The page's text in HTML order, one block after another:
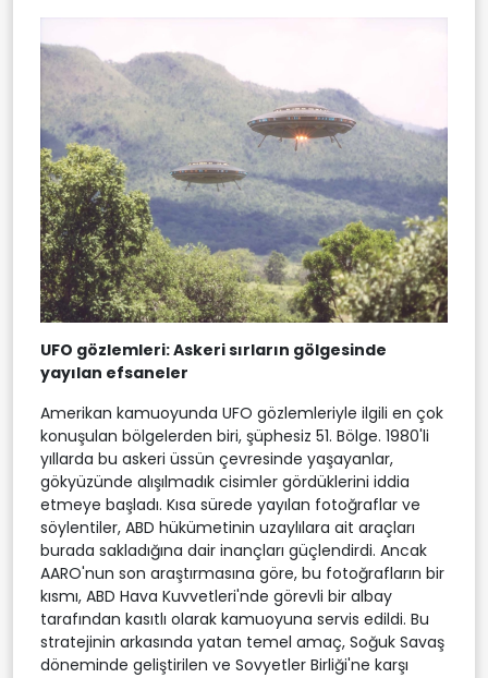
UFO gözlemleri: Askeri sırların gölgesinde
yayılan efsaneler
Amerikan kamuoyunda UFO gözlemleriyle ilgili en çok
konuşulan bölgelerden biri, şüphesiz 51. Bölge. 1980'li
yıllarda bu askeri üssün çevresinde yaşayanlar,
gökyüzünde alışılmadık cisimler gördüklerini iddia
etmeye başladı. Kısa sürede yayılan fotoğraflar ve
söylentiler, ABD hükümetinin uzaylılara ait araçları
burada sakladığına dair inançları güçlendirdi. Ancak
AARO'nun son araştırmasına göre, bu fotoğrafların bir
kısmı, ABD Hava Kuvvetleri'nde görevli bir albay
tarafından kasıtlı olarak kamuoyuna servis edildi. Bu
stratejinin arkasında yatan temel amaç, Soğuk Savaş
döneminde geliştirilen ve Sovyetler Birliği'ne karşı